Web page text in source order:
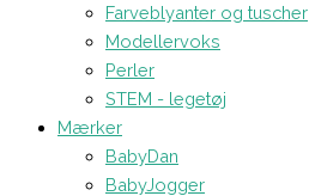
Farveblyanter og tuscher
Modellervoks
Perler
STEM - legetøj
Mærker
BabyDan
BabyJogger